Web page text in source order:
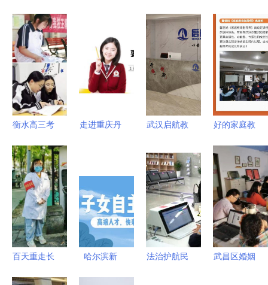
衡水高三考
班机构实力
解析与选择
指南
走进重庆丹
节全览
武汉启航教
制专升本培
训 综合评
估与服务解
析
好的家庭教
父母做到这
3点，孩子
优秀并不难
百天重走长
哈尔滨新
法治护航民
武昌区婚姻